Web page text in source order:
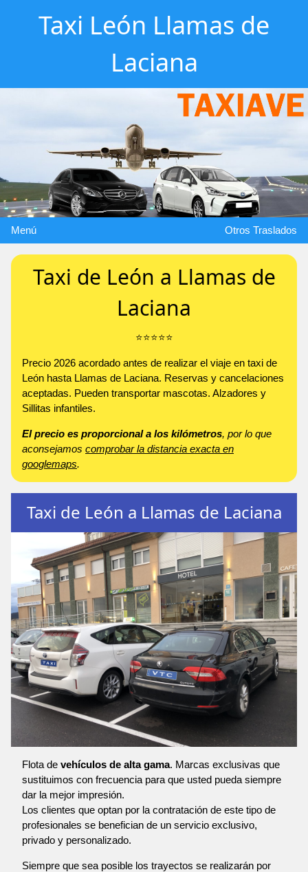
Taxi León Llamas de
Laciana
Menú Otros Traslados
Taxi de León a Llamas de
Laciana
⭐️⭐️⭐️⭐️⭐️
Precio 2026 acordado antes de realizar el viaje en taxi de
León hasta Llamas de Laciana. Reservas y cancelaciones
aceptadas. Pueden transportar mascotas. Alzadores y
Sillitas infantiles.
El precio es proporcional a los kilómetros, por lo que
aconsejamos comprobar la distancia exacta en
googlemaps.
Taxi de León a Llamas de Laciana
Flota de vehículos de alta gama. Marcas exclusivas que
sustituimos con frecuencia para que usted pueda siempre
dar la mejor impresión.
Los clientes que optan por la contratación de este tipo de
profesionales se benefician de un servicio exclusivo,
privado y personalizado.
Siempre que sea posible los trayectos se realizarán por